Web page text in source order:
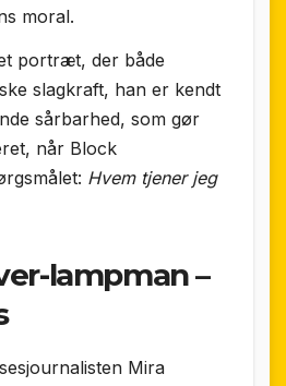
moral.
portræt, der både
slagkraft, han er kendt
sårbarhed, som gør
når Block
Hvem tjener jeg
lampman –
Mira